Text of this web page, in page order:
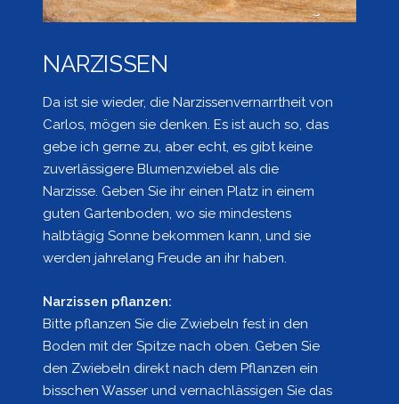
NARZISSEN
Da ist sie wieder, die Narzissenvernarrtheit von
Carlos, mögen sie denken. Es ist auch so, das
gebe ich gerne zu, aber echt, es gibt keine
zuverlässigere Blumenzwiebel als die
Narzisse. Geben Sie ihr einen Platz in einem
guten Gartenboden, wo sie mindestens
halbtägig Sonne bekommen kann, und sie
werden jahrelang Freude an ihr haben.
Narzissen pflanzen:
Bitte pflanzen Sie die Zwiebeln fest in den
Boden mit der Spitze nach oben. Geben Sie
den Zwiebeln direkt nach dem Pflanzen ein
bisschen Wasser und vernachlässigen Sie das